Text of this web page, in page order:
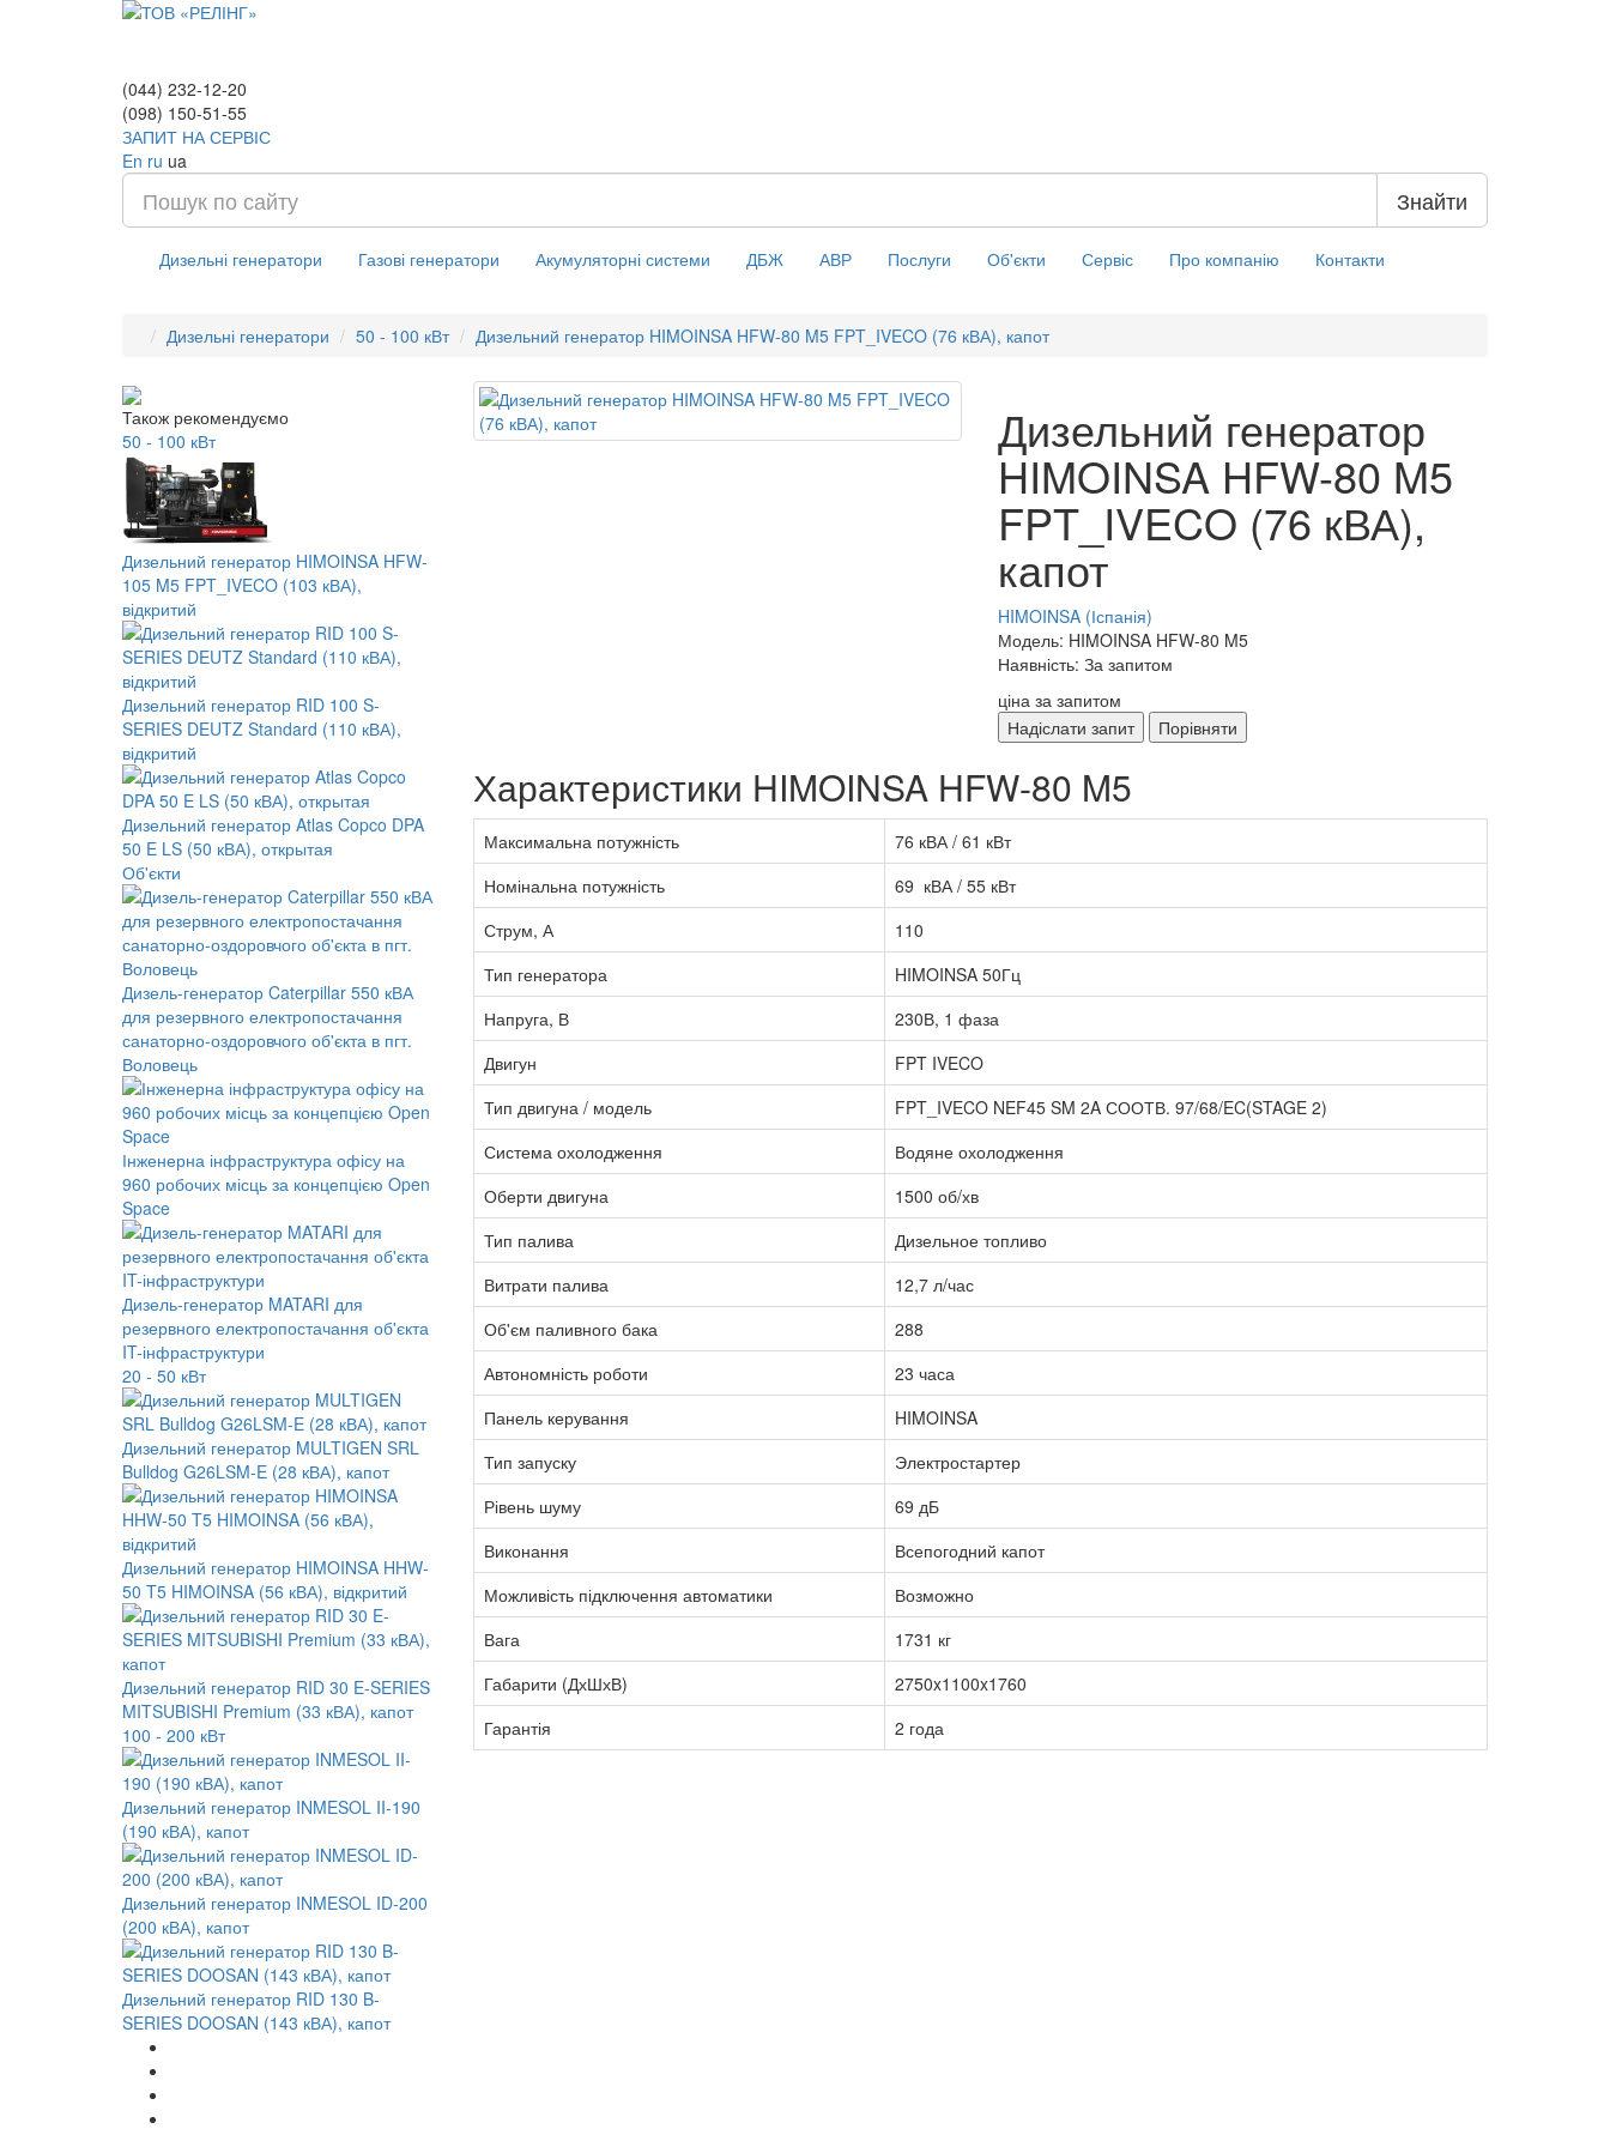
(044) 232-12-20
(098) 150-51-55
ЗАПИТ НА СЕРВІС
En ru ua
Знайти
Дизельні генератори Газові генератори Акумуляторні системи ДБЖ АВР Послуги Об'єкти Сервіс Про компанію Контакти
Дизельні генератори 50 - 100 кВт Дизельний генератор HIMOINSA HFW-80 M5 FPT_IVECO (76 кВА), капот
Також рекомендуємо
50 - 100 кВт
Дизельний генератор HIMOINSA HFW-
105 M5 FPT_IVECO (103 кВА),
відкритий
Дизельний генератор RID 100 S-
SERIES DEUTZ Standard (110 кВА),
відкритий
Дизельний генератор Atlas Copco DPA
50 E LS (50 кВА), открытая
Об'єкти
Дизель-генератор Caterpillar 550 кВА
для резервного електропостачання
санаторно-оздоровчого об'єкта в пгт.
Воловець
Інженерна інфраструктура офісу на
960 робочих місць за концепцією Open
Space
Дизель-генератор MATARI для
резервного електропостачання об'єкта
IT-інфраструктури
20 - 50 кВт
Дизельний генератор MULTIGEN SRL
Bulldog G26LSM-E (28 кВА), капот
Дизельний генератор HIMOINSA HHW-
50 T5 HIMOINSA (56 кВА), відкритий
Дизельний генератор RID 30 E-SERIES
MITSUBISHI Premium (33 кВА), капот
100 - 200 кВт
Дизельний генератор INMESOL II-190
(190 кВА), капот
Дизельний генератор INMESOL ID-200
(200 кВА), капот
Дизельний генератор RID 130 B-
SERIES DOOSAN (143 кВА), капот
Дизельний генератор
HIMOINSA HFW-80 M5
FPT_IVECO (76 кВА),
капот
HIMOINSA (Іспанія)
Модель: HIMOINSA HFW-80 M5
Наявність: За запитом
ціна за запитом
Надіслати запит
Порівняти
Характеристики HIMOINSA HFW-80 M5
Максимальна потужність
76 кВА / 61 кВт
Номінальна потужність
69 кВА / 55 кВт
Струм, А
110
Тип генератора
HIMOINSA 50Гц
Напруга, В
230В, 1 фаза
Двигун
FPT IVECO
Тип двигуна / модель
FPT_IVECO NEF45 SM 2A СООТВ. 97/68/EC(STAGE 2)
Система охолодження
Водяне охолодження
Оберти двигуна
1500 об/хв
Тип палива
Дизельное топливо
Витрати палива
12,7 л/час
Об'єм паливного бака
288
Автономність роботи
23 часа
Панель керування
HIMOINSA
Тип запуску
Электростартер
Рівень шуму
69 дБ
Виконання
Всепогодний капот
Можливість підключення автоматики
Возможно
Вага
1731 кг
Габарити (ДхШхВ)
2750x1100x1760
Гарантія
2 года